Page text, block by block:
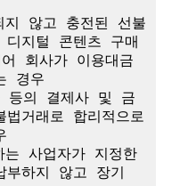
않고 충전된 선불
디지털 콘텐츠 구매
회사가 이용대금
경우
의 결제사 및 금
거래로 합리적으로
사업자가 지정한
부하지 않고 장기